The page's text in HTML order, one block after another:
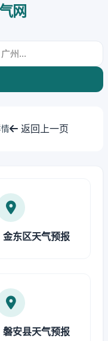
网
返回上一页
金东区天气预报
磐安县天气预报